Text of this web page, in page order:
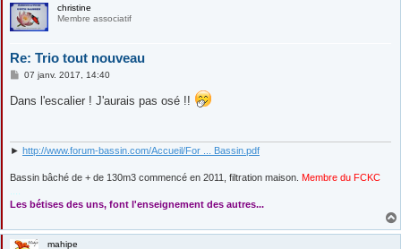
christine
Membre associatif
Re: Trio tout nouveau
M
s
07 janv. 2017, 14:40
Dans l'escalier ! J'aurais pas osé !!
► http://www.forum-bassin.com/Accueil/For ... Bassin.pdf
Bassin bâché de + de 130m3 commencé en 2011, filtration maison. Membre du FCKC
Les bétises des uns, font l'enseignement des autres...
mahipe